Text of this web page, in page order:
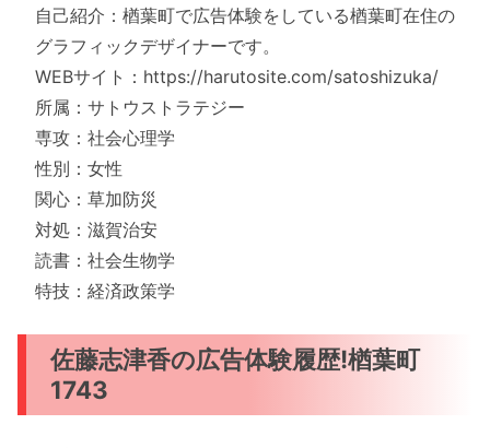
自己紹介：楢葉町で広告体験をしている楢葉町在住の
グラフィックデザイナーです。
WEBサイト：https://harutosite.com/satoshizuka/
所属：サトウストラテジー
専攻：社会心理学
性別：女性
関心：草加防災
対処：滋賀治安
読書：社会生物学
特技：経済政策学
佐藤志津香の広告体験履歴!楢葉町
1743